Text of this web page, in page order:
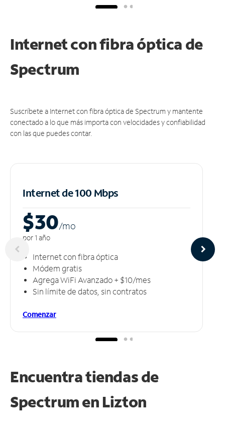
Internet con fibra óptica de
Spectrum
Suscríbete a Internet con fibra óptica de Spectrum y mantente
conectado a lo que más importa con velocidades y confiabilidad
con las que puedes contar.
Internet de 100 Mbps
$30/mo
por 1 año
Internet con fibra óptica
Módem gratis
Agrega WiFi Avanzado + $10/mes
Sin límite de datos, sin contratos
Comenzar
Encuentra tiendas de
Spectrum en Lizton